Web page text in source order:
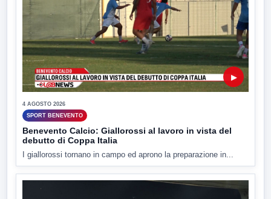
▶
4 AGOSTO 2026
SPORT BENEVENTO
Benevento Calcio: Giallorossi al lavoro in vista del
debutto di Coppa Italia
I giallorossi tornano in campo ed aprono la preparazione in...